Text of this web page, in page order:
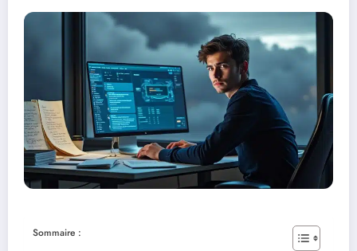
Sommaire :